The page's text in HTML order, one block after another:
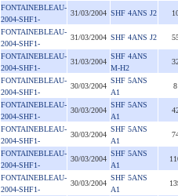
FONTAINEBLEAU-
2004-SHF1-
31/03/2004 SHF 4ANS J2
FONTAINEBLEAU-
2004-SHF1-
31/03/2004 SHF 4ANS J2
FONTAINEBLEAU-
2004-SHF1-
31/03/2004
SHF 4ANS
M-H2
FONTAINEBLEAU-
2004-SHF1-
30/03/2004
SHF 5ANS
A1
8
FONTAINEBLEAU-
2004-SHF1-
30/03/2004
SHF 5ANS
A1
FONTAINEBLEAU-
2004-SHF1-
30/03/2004
SHF 5ANS
A1
FONTAINEBLEAU-
2004-SHF1-
30/03/2004
SHF 5ANS
A1
FONTAINEBLEAU-
2004-SHF1-
30/03/2004
SHF 5ANS
A1